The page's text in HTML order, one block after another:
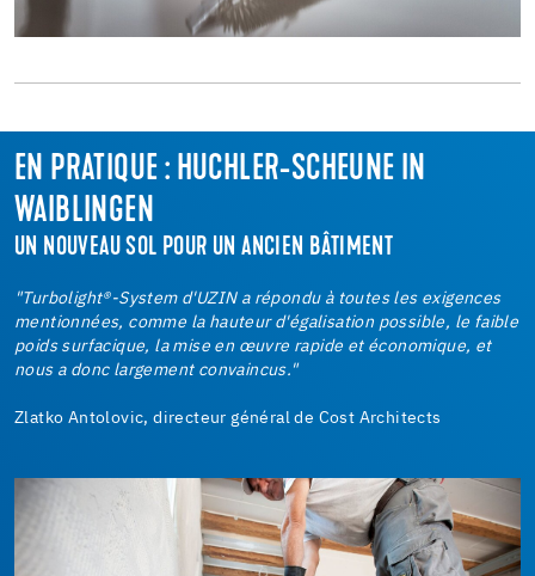
EN PRATIQUE : HUCHLER-SCHEUNE IN
WAIBLINGEN
UN NOUVEAU SOL POUR UN ANCIEN BÂTIMENT
"Turbolight®-System d'UZIN a répondu à toutes les exigences
mentionnées, comme la hauteur d'égalisation possible, le faible
poids surfacique, la mise en œuvre rapide et économique, et
nous a donc largement convaincus."
Zlatko Antolovic, directeur général de Cost Architects